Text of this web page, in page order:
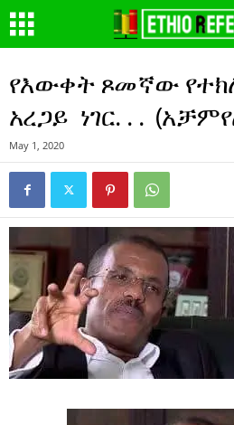
የእውቀት ጾመኛው
አረጋይ ነገር. . .
May 1, 2020